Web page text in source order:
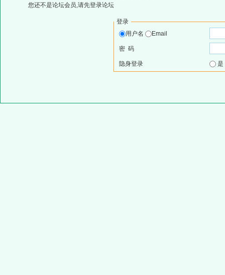
您还不是论坛会员,请先登录论坛
登录
用户名
Email
密 码
隐身登录